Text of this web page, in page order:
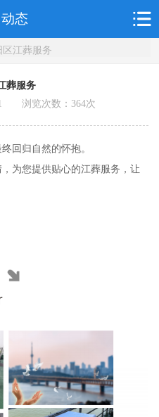
态
江葬服务
葬服务
浏览次数：364次
回归自然的怀抱。
为您提供贴心的江葬服务，让